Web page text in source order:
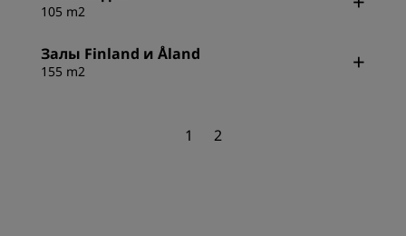
105 m2
Залы Finland и Åland
155 m2
1 2